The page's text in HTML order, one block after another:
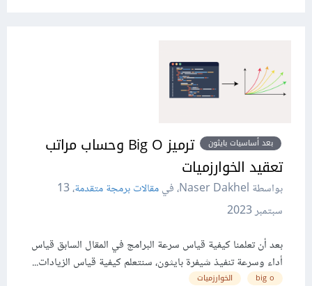
بعد أساسيات بايثون
ترميز Big O وحساب مراتب
تعقيد الخوارزميات
بواسطة Naser Dakhel، في مقالات برمجة متقدمة،13
سبتمبر 2023
بعد أن تعلمنا كيفية قياس سرعة البرامج في المقال السابق قياس
أداء وسرعة تنفيذ شيفرة بايثون، سنتعلم كيفية قياس الزيادات...
big o الخوارزميات